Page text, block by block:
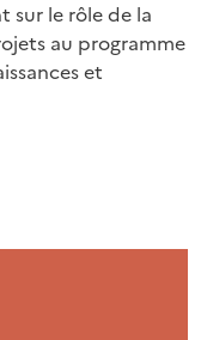
sur le rôle de la
au programme
et